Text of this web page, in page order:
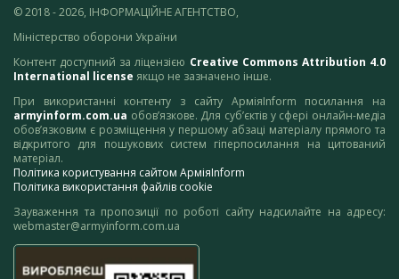
© 2018 - 2026, ІНФОРМАЦІЙНЕ АГЕНТСТВО,
Міністерство оборони України
Контент доступний за ліцензією Creative Commons Attribution 4.0
International license якщо не зазначено інше.
При використанні контенту з сайту АрміяInform посилання на
armyinform.com.ua обов’язкове. Для суб’єктів у сфері онлайн-медіа
обов’язковим є розміщення у першому абзаці матеріалу прямого та
відкритого для пошукових систем гіперпосилання на цитований
матеріал.
Політика користування сайтом АрміяInform
Політика використання файлів cookie
Зауваження та пропозиції по роботі сайту надсилайте на адресу:
webmaster@armyinform.com.ua